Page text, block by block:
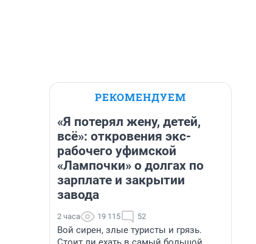
РЕКОМЕНДУЕМ
«Я потерял жену, детей,
всё»: откровения экс-
рабочего уфимской
«Лампочки» о долгах по
зарплате и закрытии
завода
2 часа 19 115 52
Вой сирен, злые туристы и грязь.